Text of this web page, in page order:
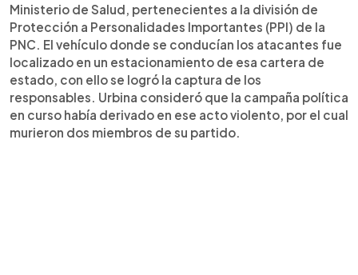
Ministerio de Salud, pertenecientes a la división de
Protección a Personalidades Importantes (PPI) de la
PNC. El vehículo donde se conducían los atacantes fue
localizado en un estacionamiento de esa cartera de
estado, con ello se logró la captura de los
responsables. Urbina consideró que la campaña política
en curso había derivado en ese acto violento, por el cual
murieron dos miembros de su partido.